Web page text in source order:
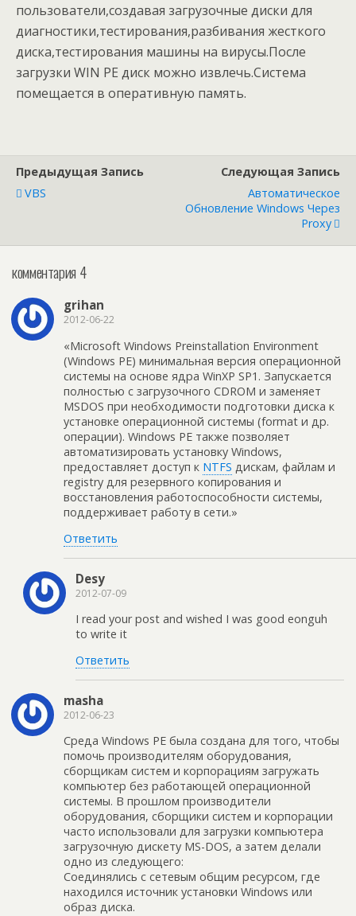
пользователи,создавая загрузочные диски для
диагностики,тестирования,разбивания жесткого
диска,тестирования машины на вирусы.После
загрузки WIN PE диск можно извлечь.Система
помещается в оперативную память.
Предыдущая Запись
VBS
Следующая Запись
Автоматическое
Обновление Windows Через
Proxy
комментария 4
grihan
2012-06-22
«Microsoft Windows Preinstallation Environment
(Windows PE) минимальная версия операционной
системы на основе ядра WinXP SP1. Запускается
полностью с загрузочного CDROM и заменяет
MSDOS при необходимости подготовки диска к
установке операционной системы (format и др.
операции). Windows PE также позволяет
автоматизировать установку Windows,
предоставляет доступ к NTFS дискам, файлам и
registry для резервного копирования и
восстановления работоспособности системы,
поддерживает работу в сети.»
Ответить
Desy
2012-07-09
I read your post and wished I was good eonguh
to write it
Ответить
masha
2012-06-23
Среда Windows PE была создана для того, чтобы
помочь производителям оборудования,
сборщикам систем и корпорациям загружать
компьютер без работающей операционной
системы. В прошлом производители
оборудования, сборщики систем и корпорации
часто использовали для загрузки компьютера
загрузочную дискету MS-DOS, а затем делали
одно из следующего:
Соединялись с сетевым общим ресурсом, где
находился источник установки Windows или
образ диска.